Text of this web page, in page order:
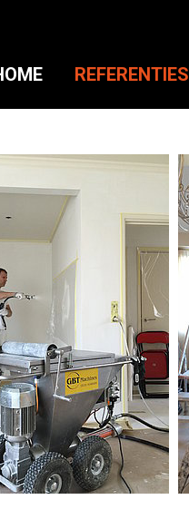
REFERENTIES